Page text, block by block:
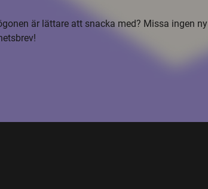
är lättare att snacka med? Missa ingen ny